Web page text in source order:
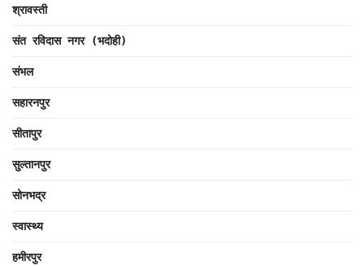
श्रावस्ती
संत रविदास नगर (भदोही)
संभल
सहारनपुर
सीतापुर
सुल्तानपुर
सोनभद्र
स्वास्थ्य
हमीरपुर